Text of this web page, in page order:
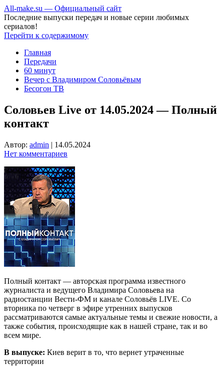
All-make.su — Официальный сайт
Последние выпуски передач и новые серии любимых
сериалов!
Перейти к содержимому
Главная
Передачи
60 минут
Вечер с Владимиром Соловьёвым
Бесогон ТВ
Соловьев Live от 14.05.2024 — Полный
контакт
Автор: admin | 14.05.2024
Нет комментариев
Полный контакт — авторская программа известного
журналиста и ведущего Владимира Соловьева на
радиостанции Вести-ФМ и канале Соловьёв LIVE. Со
вторника по четверг в эфире утренних выпусков
рассматриваются самые актуальные темы и свежие новости, а
также события, происходящие как в нашей стране, так и во
всем мире.
В выпуске: Киев верит в то, что вернет утраченные
территории